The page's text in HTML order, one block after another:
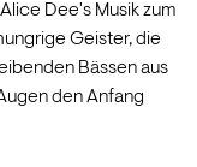
Dee's Musik zum
Geister, die
Bässen aus
den Anfang